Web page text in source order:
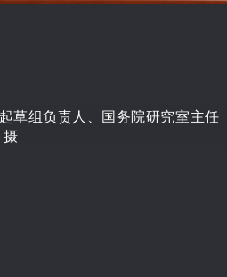
草组负责人、国务院研究室主任
摄